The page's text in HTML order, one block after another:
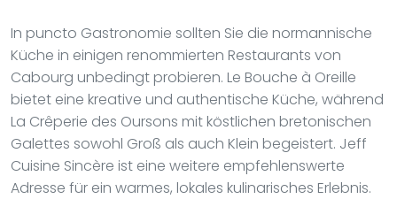
In puncto Gastronomie sollten Sie die normannische
Küche in einigen renommierten Restaurants von
Cabourg unbedingt probieren. Le Bouche à Oreille
bietet eine kreative und authentische Küche, während
La Crêperie des Oursons mit köstlichen bretonischen
Galettes sowohl Groß als auch Klein begeistert. Jeff
Cuisine Sincère ist eine weitere empfehlenswerte
Adresse für ein warmes, lokales kulinarisches Erlebnis.